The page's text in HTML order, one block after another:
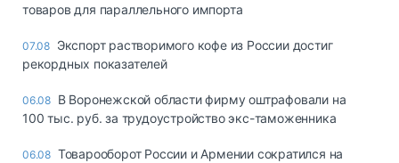
товаров для параллельного импорта
07.08 Экспорт растворимого кофе из России достиг
рекордных показателей
06.08 В Воронежской области фирму оштрафовали на
100 тыс. руб. за трудоустройство экс-таможенника
06.08 Товарооборот России и Армении сократился на